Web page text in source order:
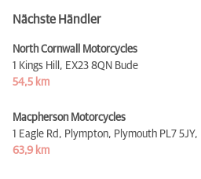
Nächste Händler
North Cornwall Motorcycles
1 Kings Hill, EX23 8QN Bude
54,5 km
Macpherson Motorcycles
1 Eagle Rd, Plympton, Plymouth PL7 5JY,
63,9 km